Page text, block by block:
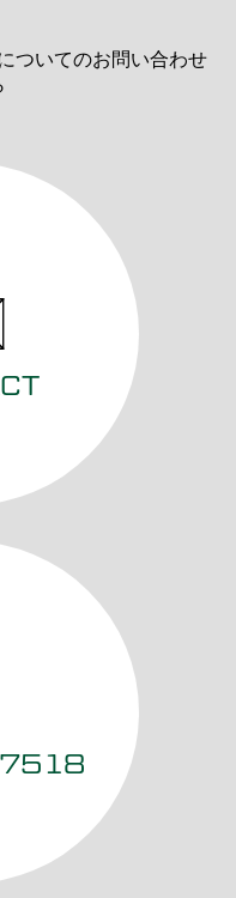
ついてのお問い合わせ